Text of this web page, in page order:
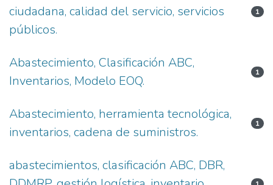
ciudadana, calidad del servicio, servicios
públicos.
1
Abastecimiento, Clasificación ABC,
Inventarios, Modelo EOQ.
1
Abastecimiento, herramienta tecnológica,
inventarios, cadena de suministros.
1
abastecimientos, clasificación ABC, DBR,